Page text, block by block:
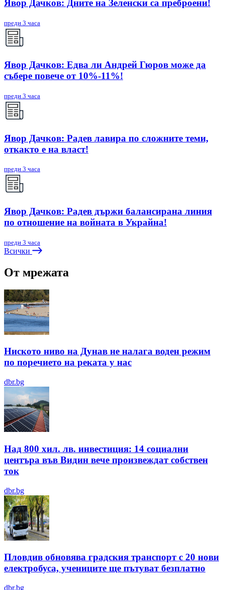
Явор Дачков: Дните на Зеленски са преброени!
преди 3 часа
Явор Дачков: Едва ли Андрей Гюров може да
събере повече от 10%-11%!
преди 3 часа
Явор Дачков: Радев лавира по сложните теми,
откакто е на власт!
преди 3 часа
Явор Дачков: Радев държи балансирана линия
по отношение на войната в Украйна!
преди 3 часа
Всички
От мрежата
Ниското ниво на Дунав не налага воден режим
по поречието на реката у нас
dbr.bg
Над 800 хил. лв. инвестиция: 14 социални
центъра във Видин вече произвеждат собствен
ток
dbr.bg
Пловдив обновява градския транспорт с 20 нови
електробуса, учениците ще пътуват безплатно
dbr.bg